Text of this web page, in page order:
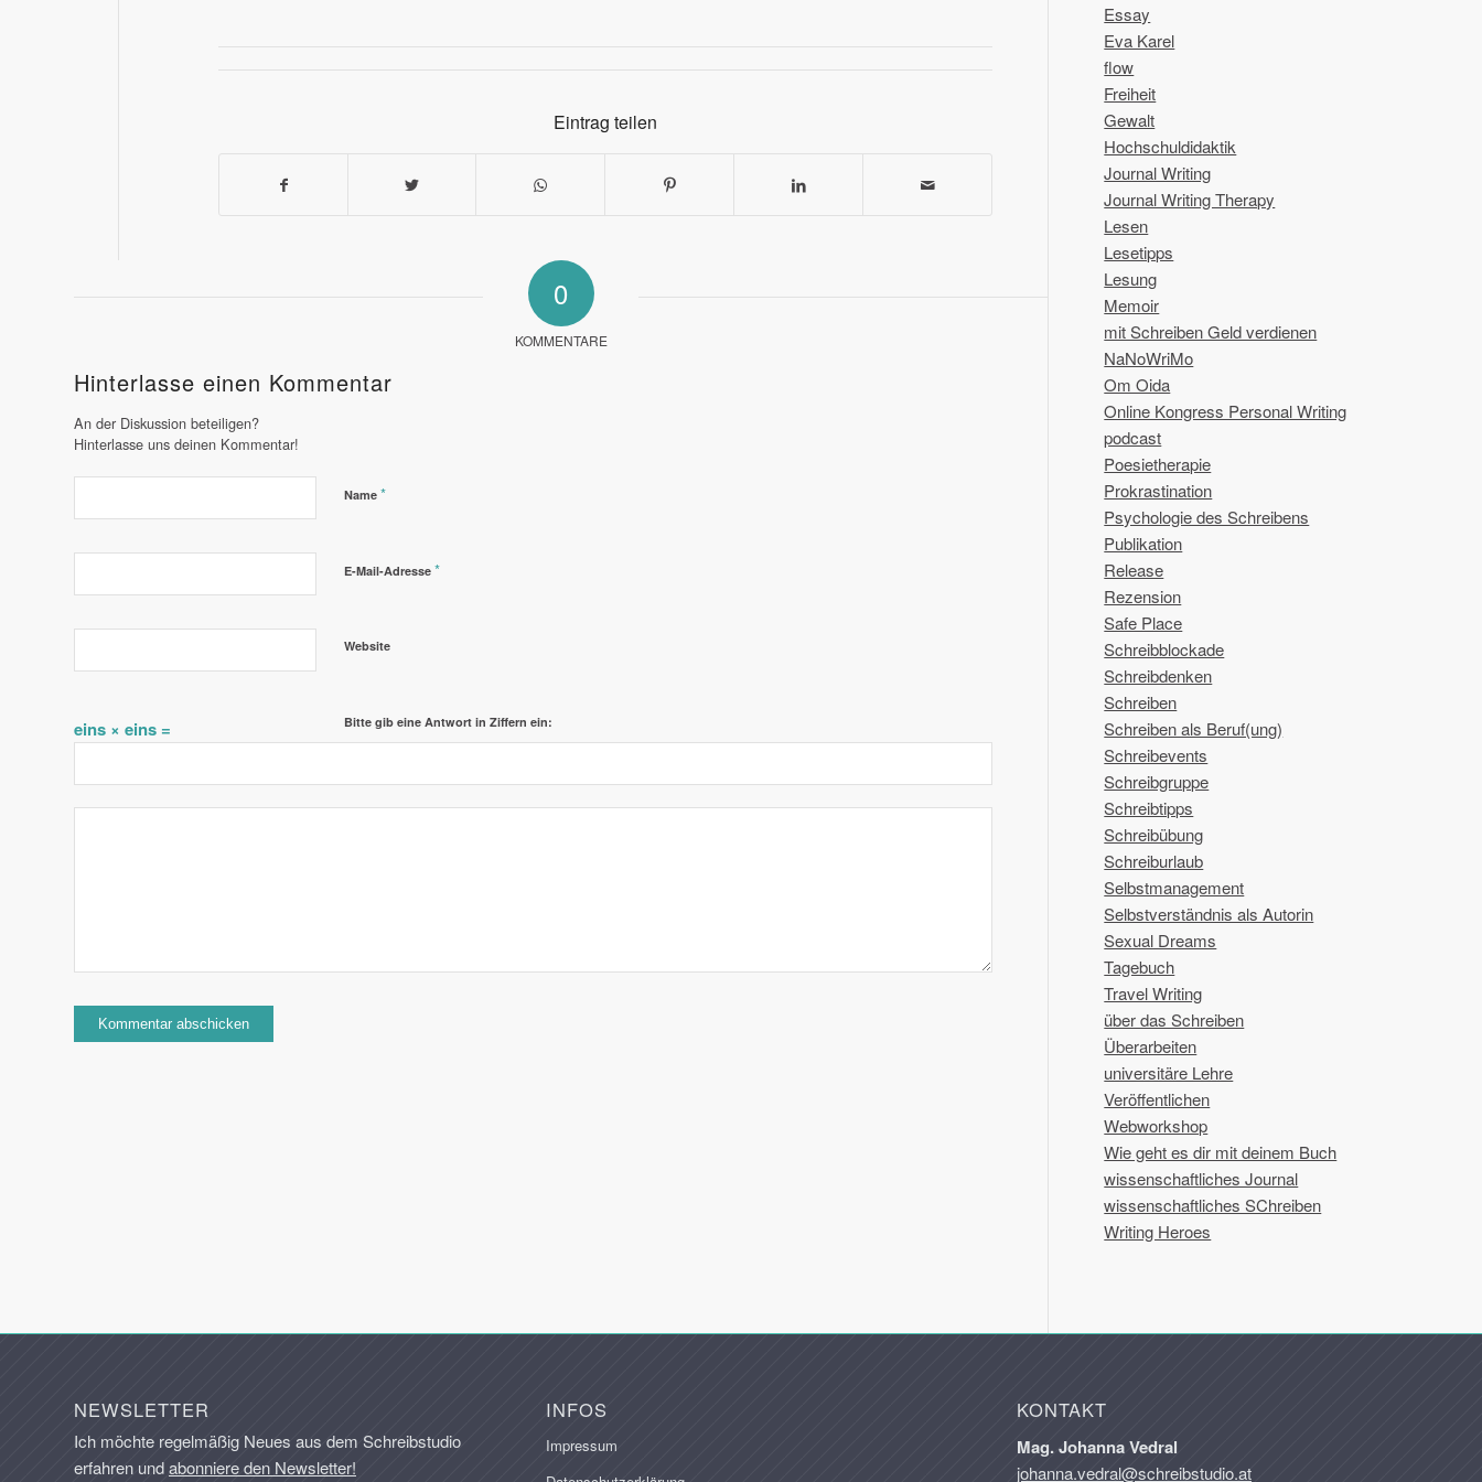
Eintrag teilen
0
KOMMENTARE
Hinterlasse einen Kommentar
An der Diskussion beteiligen?
Hinterlasse uns deinen Kommentar!
Name *
E-Mail-Adresse *
Website
Bitte gib eine Antwort in Ziffern ein:
eins × eins =
Essay
Eva Karel
flow
Freiheit
Gewalt
Hochschuldidaktik
Journal Writing
Journal Writing Therapy
Lesen
Lesetipps
Lesung
Memoir
mit Schreiben Geld verdienen
NaNoWriMo
Om Oida
Online Kongress Personal Writing
podcast
Poesietherapie
Prokrastination
Psychologie des Schreibens
Publikation
Release
Rezension
Safe Place
Schreibblockade
Schreibdenken
Schreiben
Schreiben als Beruf(ung)
Schreibevents
Schreibgruppe
Schreibtipps
Schreibübung
Schreiburlaub
Selbstmanagement
Selbstverständnis als Autorin
Sexual Dreams
Tagebuch
Travel Writing
über das Schreiben
Überarbeiten
universitäre Lehre
Veröffentlichen
Webworkshop
Wie geht es dir mit deinem Buch
wissenschaftliches Journal
wissenschaftliches SChreiben
Writing Heroes
NEWSLETTER
Ich möchte regelmäßig Neues aus dem Schreibstudio
erfahren undabonniere den Newsletter!
INFOS
Impressum
KONTAKT
Mag. Johanna Vedral
johanna.vedral@schreibstudio.at